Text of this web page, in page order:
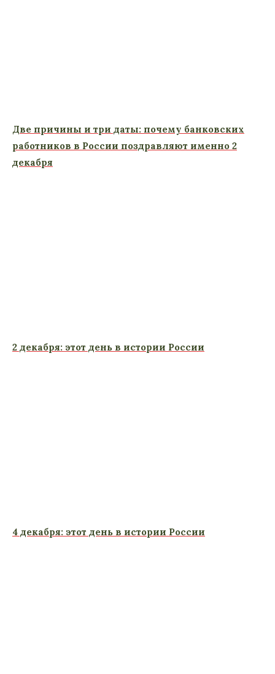
Две причины и три даты: почему банковских
работников в России поздравляют именно 2
декабря
2 декабря: этот день в истории России
4 декабря: этот день в истории России